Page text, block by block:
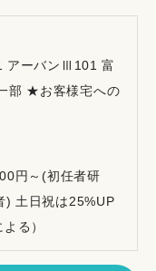
アーバンⅢ101 富
部 ★お客様宅への
円～(初任者研
) 土日祝は25%UP
る）